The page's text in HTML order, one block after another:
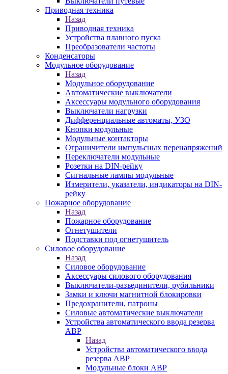
Приводная техника
Назад
Приводная техника
Устройства плавного пуска
Преобразователи частоты
Конденсаторы
Модульное оборудование
Назад
Модульное оборудование
Автоматические выключатели
Аксессуары модульного оборудования
Выключатели нагрузки
Дифференциальные автоматы, УЗО
Кнопки модульные
Модульные контакторы
Ограничители импульсных перенапряжений
Переключатели модульные
Розетки на DIN-рейку
Сигнальные лампы модульные
Измерители, указатели, индикаторы на DIN-
рейку
Пожарное оборудование
Назад
Пожарное оборудование
Огнетушители
Подставки под огнетушитель
Силовое оборудование
Назад
Силовое оборудование
Аксессуары силового оборудования
Выключатели-разъединители, рубильники
Замки и ключи магнитной блокировки
Предохранители, патроны
Силовые автоматические выключатели
Устройства автоматического ввода резерва
АВР
Назад
Устройства автоматического ввода
резерва АВР
Модульные блоки АВР